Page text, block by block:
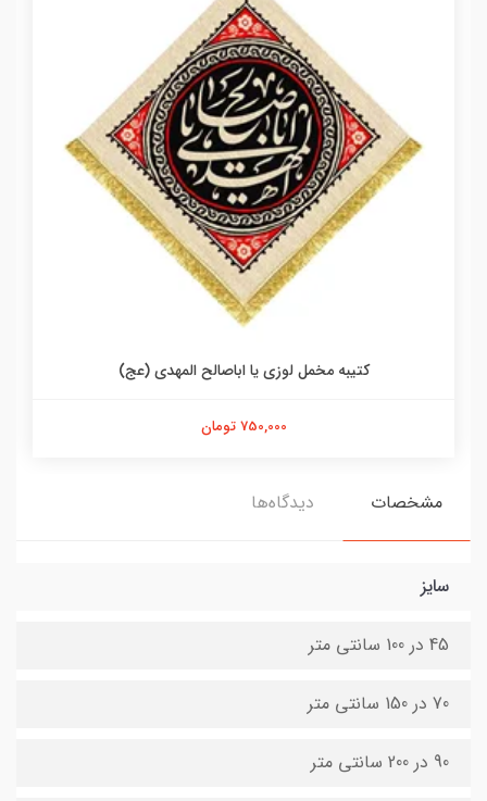
کتیبه مخمل لوزی یا اباصالح المهدی (عج)
750,000 تومان
مشخصات دیدگاه‌ها
سایز
45 در 100 سانتی متر
70 در 150 سانتی متر
90 در 200 سانتی متر